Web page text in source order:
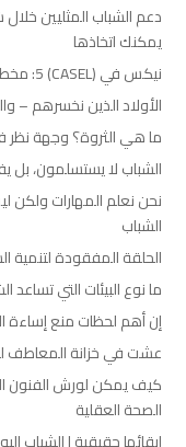
دعم الشباب المثليين
يمكنك اتخاذها
نيكس في (CASEL) 5: مخطط للكفاءة الاجتماعية والعاطفية
الأولاد الذين نخسرهم –
ما هي الثروة؟ وجهة
الشباب لا يستسلمون، بل
نحن نعلم المهارات
الشباب
الحلقة المفقودة لتنمية
ما نوع البيئات التي تساعد
إن أهم لحظات منع إساءة
عشت في خزانة المعاطف
كيف يمكن لورش الفنون
الصحة العقلية
إبقائها حقيقية | الشباب